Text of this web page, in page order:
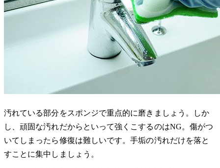
汚れている部分をスポンジで重点的に磨きましょう。しか
し、頑固な汚れだからといって強くこするのはNG。傷がつ
いてしまったら修復は難しいです。手垢の汚れだけを落と
すことに集中しましょう。